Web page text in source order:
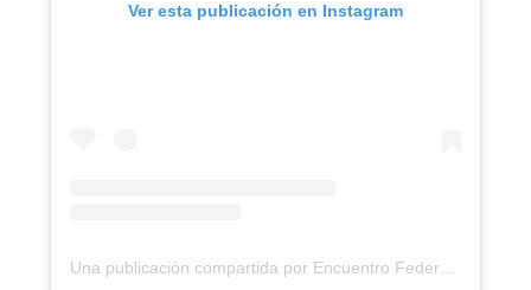
Ver esta publicación en Instagram
Una publicación compartida por Encuentro Federal por la Soberanía (@encuentroporlasoberania)